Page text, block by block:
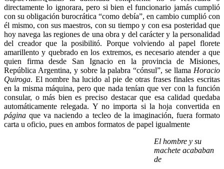
directamente lo ignorara, pero si bien el funcionario jamás cumplió
con su obligación burocrática “como debía”, en cambio cumplió con
él mismo, con sus maestros, con su tiempo y con esa posteridad que
hoy navega las regiones de una obra y del carácter y la personalidad
del creador que la posibilitó. Porque volviendo al papel florete
amarillento y quebrado en los extremos, es necesario atender a que
quien firma desde San Ignacio en la provincia de Misiones,
República Argentina, y sobre la palabra “cónsul”, se llama Horacio
Quiroga. El nombre ha lucido al pie de otras frases finales escritas
en la misma máquina, pero que nada tenían que ver con la función
consular, o más bien es preciso destacar que esa calidad quedaba
automáticamente relegada. Y no importa si la hoja convertida en
páginaque va naciendo a tecleo de la imaginación, fuera formato
carta u oficio, pues en ambos formatos de papel igualmente
El hombre y su
machete acababan
de